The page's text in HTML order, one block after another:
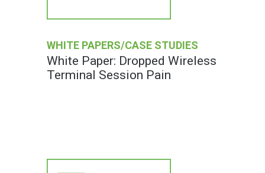
WHITE PAPERS/CASE STUDIES
White Paper: Dropped Wireless
Terminal Session Pain